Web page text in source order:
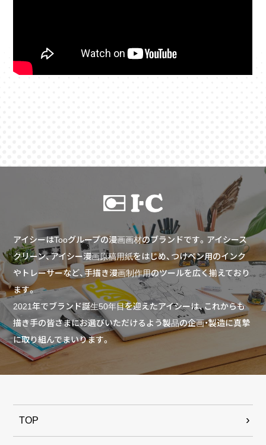
アイシーはTooグループの漫画画材のブランドです。アイシース
クリーン、アイシー漫画原稿用紙をはじめ、つけペン用のインク
やトレーサーなど、手描き漫画制作用のツールを広く揃えており
ます。
2021年でブランド誕生50年目を迎えたアイシーは、これからも
描き手の皆さまにお選びいただけるよう製品の企画・製造に真摯
に取り組んでまいります。
TOP